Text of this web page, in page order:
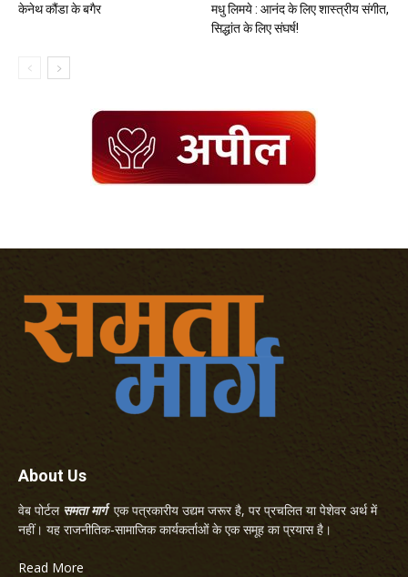
केनेथ कौंडा के बगैर
मधु लिमये : आनंद के लिए शास्त्रीय संगीत,
सिद्धांत के लिए संघर्ष!
About Us
वेब पोर्टल समता मार्गएक पत्रकारीय उद्यम जरूर है, पर प्रचलित या पेशेवर अर्थ में
नहीं। यह राजनीतिक-सामाजिक कार्यकर्ताओं के एक समूह का प्रयास है।
Read More